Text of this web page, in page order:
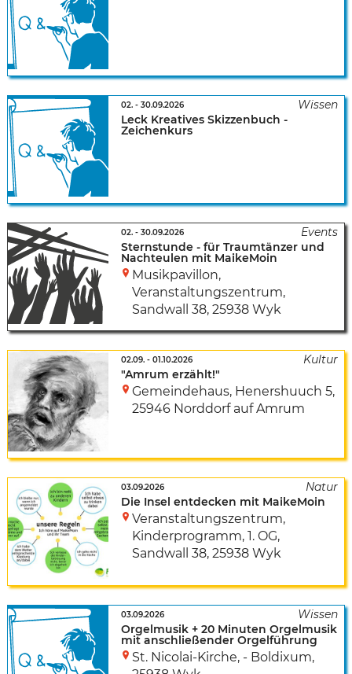
02. - 30.09.2026
Leck Kreatives Skizzenbuch -
Zeichenkurs
02. - 30.09.2026
Sternstunde - für Traumtänzer und
Nachteulen mit MaikeMoin
Musikpavillon,
Veranstaltungszentrum,
Sandwall 38, 25938 Wyk
02.09. - 01.10.2026
"Amrum erzählt!"
Gemeindehaus, Henershuuch 5,
25946 Norddorf auf Amrum
03.09.2026
Die Insel entdecken mit MaikeMoin
Veranstaltungszentrum,
Kinderprogramm, 1. OG,
Sandwall 38, 25938 Wyk
03.09.2026
Orgelmusik + 20 Minuten Orgelmusik
mit anschließender Orgelführung
St. Nicolai-Kirche, - Boldixum,